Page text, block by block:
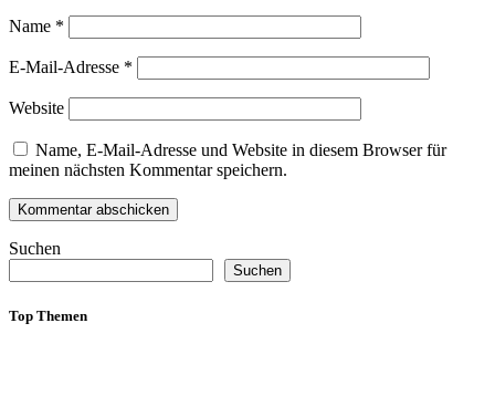
Name *
E-Mail-Adresse *
Website
Name, E-Mail-Adresse und Website in diesem Browser für
meinen nächsten Kommentar speichern.
Suchen
Suchen
Top Themen